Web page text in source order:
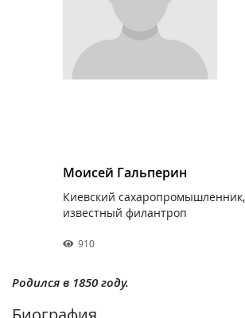
Моисей Гальперин
Киевский сахаропромышленник,
известный филантроп
910
Родился в 1850 году.